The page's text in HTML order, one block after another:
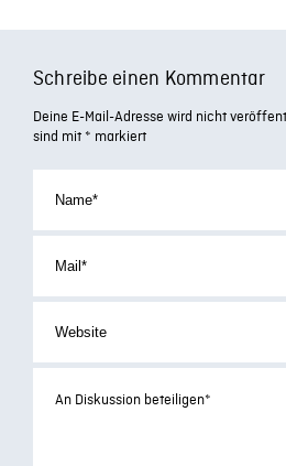
Schreibe einen Kommentar
Deine E-Mail-Adresse wird nicht
sind mit * markiert